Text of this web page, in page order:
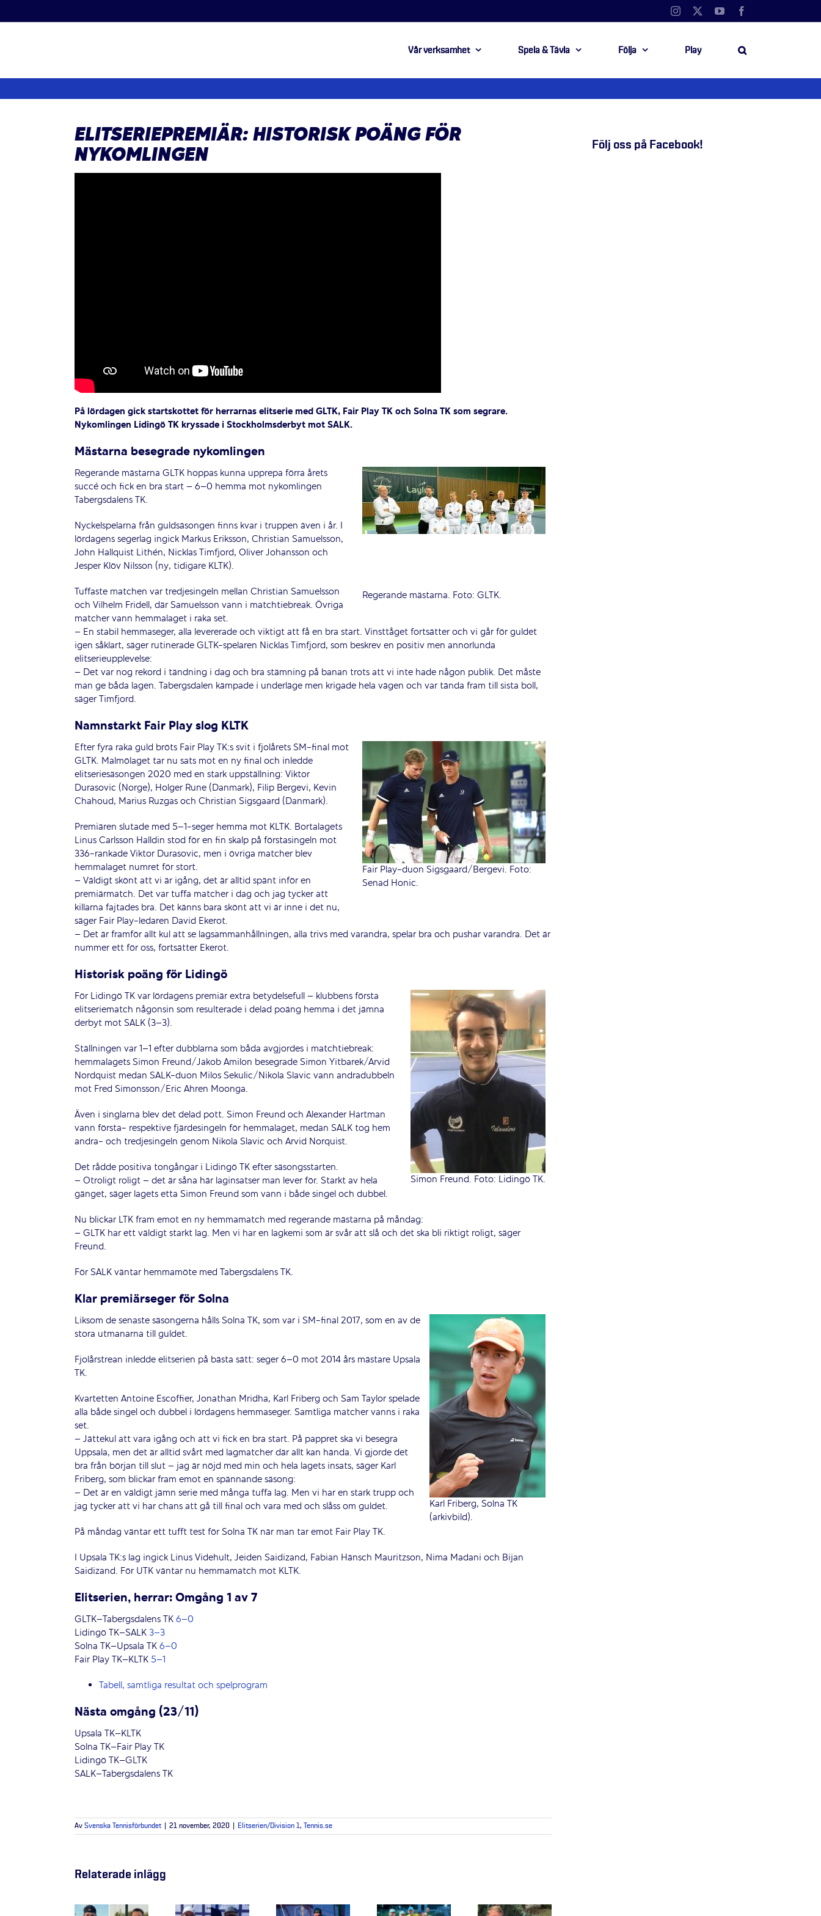
till
Instagram YouTube
Vår verksamhet Spela & Tävla Följa Play
ELITSERIEPREMIÄR: HISTORISK POÄNG FÖR
NYKOMLINGEN
På lördagen gick startskottet för herrarnas elitserie med GLTK, Fair Play TK och Solna TK som segrare.
Nykomlingen Lidingö TK kryssade i Stockholmsderbyt mot SALK.
Mästarna besegrade nykomlingen
Regerande mästarna. Foto: GLTK.
Regerande mästarna GLTK hoppas kunna upprepa förra årets
succé och fick en bra start – 6–0 hemma mot nykomlingen
Tabergsdalens TK.
Nyckelspelarna från guldsäsongen finns kvar i truppen även i år. I
lördagens segerlag ingick Markus Eriksson, Christian Samuelsson,
John Hallquist Lithén, Nicklas Timfjord, Oliver Johansson och
Jesper Klöv Nilsson (ny, tidigare KLTK).
Tuffaste matchen var tredjesingeln mellan Christian Samuelsson
och Vilhelm Fridell, där Samuelsson vann i matchtiebreak. Övriga
matcher vann hemmalaget i raka set.
– En stabil hemmaseger, alla levererade och viktigt att få en bra start. Vinsttåget fortsätter och vi går för guldet
igen såklart, säger rutinerade GLTK-spelaren Nicklas Timfjord, som beskrev en positiv men annorlunda
elitserieupplevelse:
– Det var nog rekord i tändning i dag och bra stämning på banan trots att vi inte hade någon publik. Det måste
man ge båda lagen. Tabergsdalen kämpade i underläge men krigade hela vägen och var tända fram till sista boll,
säger Timfjord.
Namnstarkt Fair Play slog KLTK
Fair Play-duon Sigsgaard/Bergevi. Foto:
Senad Honic.
Efter fyra raka guld bröts Fair Play TK:s svit i fjolårets SM-final mot
GLTK. Malmölaget tar nu sats mot en ny final och inledde
elitseriesäsongen 2020 med en stark uppställning: Viktor
Durasovic (Norge), Holger Rune (Danmark), Filip Bergevi, Kevin
Chahoud, Marius Ruzgas och Christian Sigsgaard (Danmark).
Premiären slutade med 5–1-seger hemma mot KLTK. Bortalagets
Linus Carlsson Halldin stod för en fin skalp på förstasingeln mot
336-rankade Viktor Durasovic, men i övriga matcher blev
hemmalaget numret för stort.
– Väldigt skönt att vi är igång, det är alltid spänt inför en
premiärmatch. Det var tuffa matcher i dag och jag tycker att
killarna fajtades bra. Det känns bara skönt att vi är inne i det nu,
säger Fair Play-ledaren David Ekerot.
– Det är framför allt kul att se lagsammanhållningen, alla trivs med varandra, spelar bra och pushar varandra. Det är
nummer ett för oss, fortsätter Ekerot.
Historisk poäng för Lidingö
Simon Freund. Foto: Lidingö TK.
För Lidingö TK var lördagens premiär extra betydelsefull – klubbens första
elitseriematch någonsin som resulterade i delad poäng hemma i det jämna
derbyt mot SALK (3–3).
Ställningen var 1–1 efter dubblarna som båda avgjordes i matchtiebreak:
hemmalagets Simon Freund/Jakob Amilon besegrade Simon Yitbarek/Arvid
Nordquist medan SALK-duon Milos Sekulic/Nikola Slavic vann andradubbeln
mot Fred Simonsson/Eric Ahren Moonga.
Även i singlarna blev det delad pott. Simon Freund och Alexander Hartman
vann första- respektive fjärdesingeln för hemmalaget, medan SALK tog hem
andra- och tredjesingeln genom Nikola Slavic och Arvid Norquist.
Det rådde positiva tongångar i Lidingö TK efter säsongsstarten.
– Otroligt roligt – det är såna här laginsatser man lever för. Starkt av hela
gänget, säger lagets etta Simon Freund som vann i både singel och dubbel.
Nu blickar LTK fram emot en ny hemmamatch med regerande mästarna på måndag:
– GLTK har ett väldigt starkt lag. Men vi har en lagkemi som är svår att slå och det ska bli riktigt roligt, säger
Freund.
För SALK väntar hemmamöte med Tabergsdalens TK.
Klar premiärseger för Solna
Karl Friberg, Solna TK
(arkivbild).
Liksom de senaste säsongerna hålls Solna TK, som var i SM-final 2017, som en av de
stora utmanarna till guldet.
Fjolårstrean inledde elitserien på bästa sätt: seger 6–0 mot 2014 års mästare Upsala
TK.
Kvartetten Antoine Escoffier, Jonathan Mridha, Karl Friberg och Sam Taylor spelade
alla både singel och dubbel i lördagens hemmaseger. Samtliga matcher vanns i raka
set.
– Jättekul att vara igång och att vi fick en bra start. På pappret ska vi besegra
Uppsala, men det är alltid svårt med lagmatcher där allt kan hända. Vi gjorde det
bra från början till slut – jag är nöjd med min och hela lagets insats, säger Karl
Friberg, som blickar fram emot en spännande säsong:
– Det är en väldigt jämn serie med många tuffa lag. Men vi har en stark trupp och
jag tycker att vi har chans att gå till final och vara med och slåss om guldet.
På måndag väntar ett tufft test för Solna TK när man tar emot Fair Play TK.
I Upsala TK:s lag ingick Linus Videhult, Jeiden Saidizand, Fabian Hänsch Mauritzson, Nima Madani och Bijan
Saidizand. För UTK väntar nu hemmamatch mot KLTK.
Elitserien, herrar: Omgång 1 av 7
GLTK–Tabergsdalens TK6–0
Lidingö TK–SALK3–3
Solna TK–Upsala TK6–0
Fair Play TK–KLTK 5–1
Tabell, samtliga resultat och spelprogram
Nästa omgång (23/11)
Upsala TK–KLTK
Solna TK–Fair Play TK
Lidingö TK–GLTK
SALK–Tabergsdalens TK
Av Svenska Tennisförbundet 21 november, 2020 Elitserien/Division 1, Tennis.se
Relaterade inlägg
Följ oss på Facebook!